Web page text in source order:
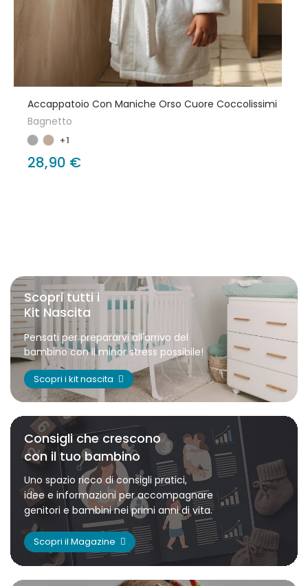
Accappatoio Con Maniche Orso Cuore Coccolissimi
Bagnetto
+1
28,90 €
Scopri tutti i
Kit Nascita
Pensati per prepararvi all'arrivo del
bambino con il minor stress possibile!
Scopri i kit nascita
Consigli che crescono
con il tuo bambino
Uno spazio ricco di consigli pratici,
idee e informazioni per accompagnare
genitori e bambini nei primi anni di vita.
Scopri il Magazine